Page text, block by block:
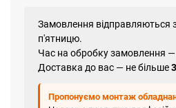
Замовлення відправляються
п'ятницю.
Час на обробку замовлення —
Доставка до вас — не більше
Пропонуємо монтаж